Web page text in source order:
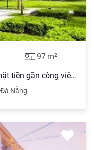
97 m²
Cần bán căn nhà 4 tầng góc 2 mặt tiền gần công viên Thanh Niên
Đà Nẵng